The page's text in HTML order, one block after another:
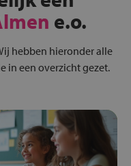
e.o.
hebben hieronder alle
in een overzicht gezet.